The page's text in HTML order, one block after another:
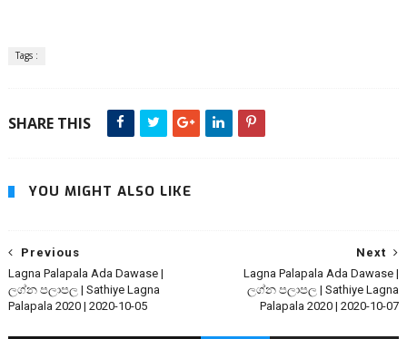
Tags :
SHARE THIS
YOU MIGHT ALSO LIKE
Next
Lagna Palapala Ada Dawase |
ලග්න පලාපල | Sathiye Lagna
Palapala 2020 | 2020-10-07
Previous
Lagna Palapala Ada Dawase |
ලග්න පලාපල | Sathiye Lagna
Palapala 2020 | 2020-10-05